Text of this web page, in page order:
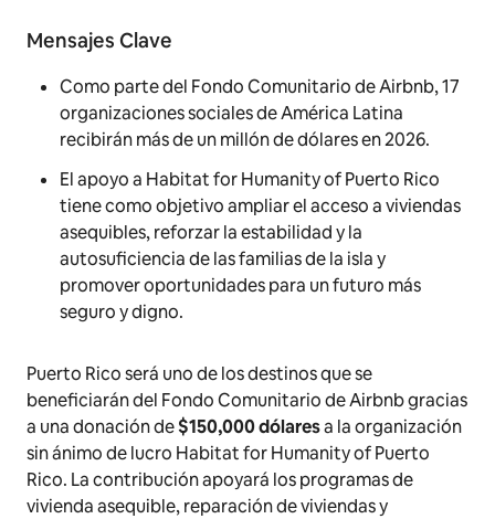
Mensajes Clave
Como parte del Fondo Comunitario de Airbnb, 17
organizaciones sociales de América Latina
recibirán más de un millón de dólares en 2026.
El apoyo a Habitat for Humanity of Puerto Rico
tiene como objetivo ampliar el acceso a viviendas
asequibles, reforzar la estabilidad y la
autosuficiencia de las familias de la isla y
promover oportunidades para un futuro más
seguro y digno.
Puerto Rico será uno de los destinos que se
beneficiarán del Fondo Comunitario de Airbnb gracias
a una donación de$150,000 dólaresa la organización
sin ánimo de lucro Habitat for Humanity of Puerto
Rico. La contribución apoyará los programas de
vivienda asequible, reparación de viviendas y